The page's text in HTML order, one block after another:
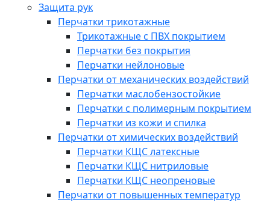
Защита рук
Перчатки трикотажные
Трикотажные с ПВХ покрытием
Перчатки без покрытия
Перчатки нейлоновые
Перчатки от механических воздействий
Перчатки маслобензостойкие
Перчатки с полимерным покрытием
Перчатки из кожи и спилка
Перчатки от химических воздействий
Перчатки КЩС латексные
Перчатки КЩС нитриловые
Перчатки КЩС неопреновые
Перчатки от повышенных температур